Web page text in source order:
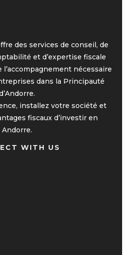
des services de conseil, de
et d’expertise fiscale
l’accompagnement nécessaire
dans la Principauté
installez votre société et
fiscaux d’investir en
Andorre.
WITH US